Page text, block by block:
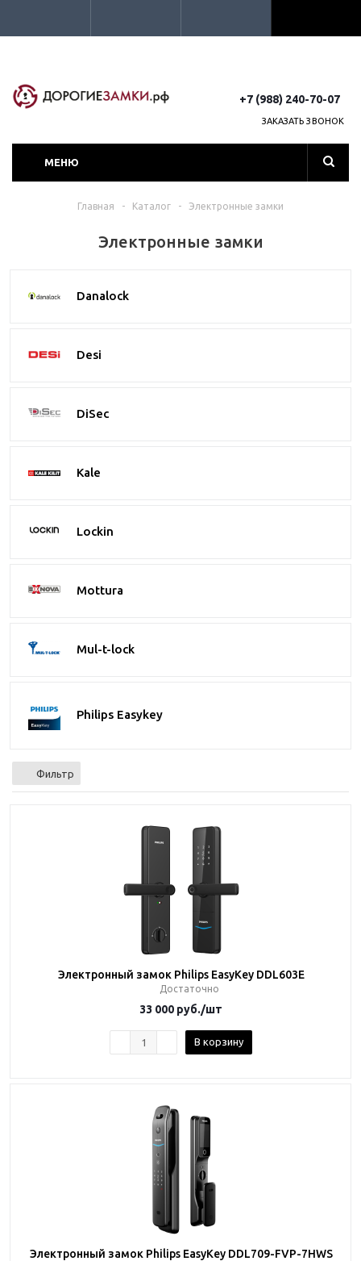
+7 (988) 240-70-07
ЗАКАЗАТЬ ЗВОНОК
МЕНЮ
Главная - Каталог - Электронные замки
Электронные замки
Danalock
Desi
DiSec
Kale
Lockin
Mottura
Mul-t-lock
Philips Easykey
Фильтр
Электронный замок Philips EasyKey DDL603E
Достаточно
33 000 руб./шт
В корзину
Электронный замок Philips EasyKey DDL709-FVP-7HWS